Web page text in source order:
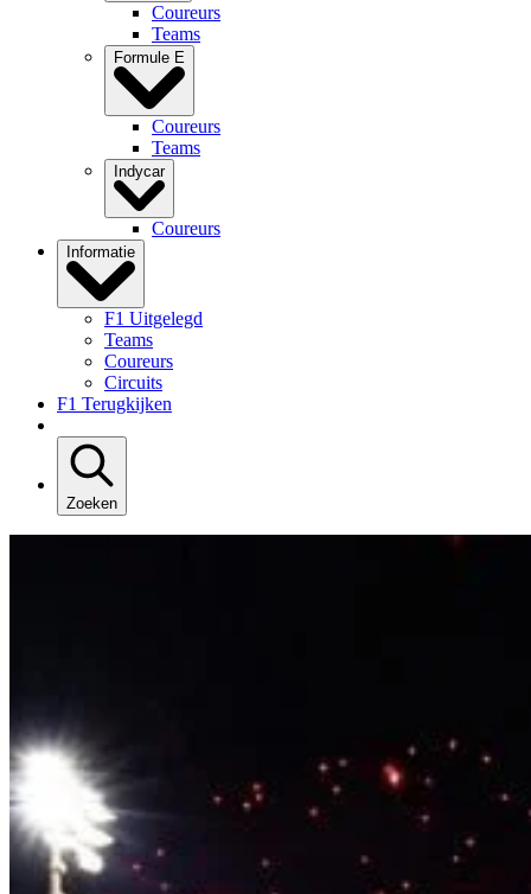
Coureurs
Teams
Formule E
Coureurs
Teams
Indycar
Coureurs
Informatie
F1 Uitgelegd
Teams
Coureurs
Circuits
F1 Terugkijken
Zoeken